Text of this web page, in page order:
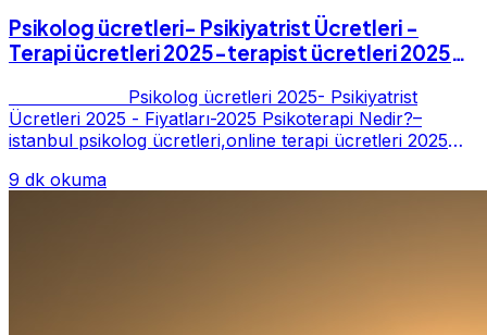
Psikolog ücretleri- Psikiyatrist Ücretleri -
Terapi ücretleri 2025-terapist ücretleri 2025-
Psikolog ücretleri 2025- Psikiyatrist
Ücretleri 2025 - Fiyatları-2025 Psikoterapi Nedir?–
istanbul psikolog ücretleri,online terapi ücretleri 2025
9 dk okuma